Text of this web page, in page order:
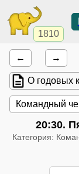
1810
← →
О годовых
Командный
20:30.
Категория: